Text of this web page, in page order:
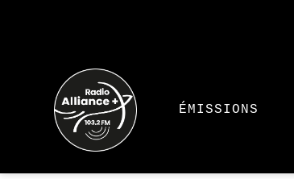
ÉMISSIONS